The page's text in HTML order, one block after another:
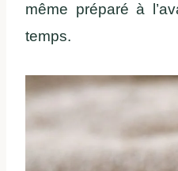
même préparé à
temps.